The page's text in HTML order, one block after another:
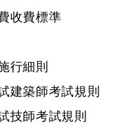
收費標準
行細則
建築師考試規則
技師考試規則